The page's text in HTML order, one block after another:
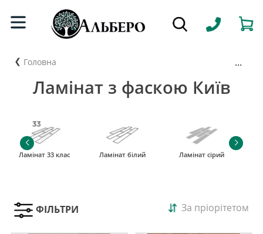
Головна ...
Ламінат з фаскою Київ
Ламінат 33 клас Ламінат білий Ламінат сірий
ФІЛЬТРИ За пріорітетом